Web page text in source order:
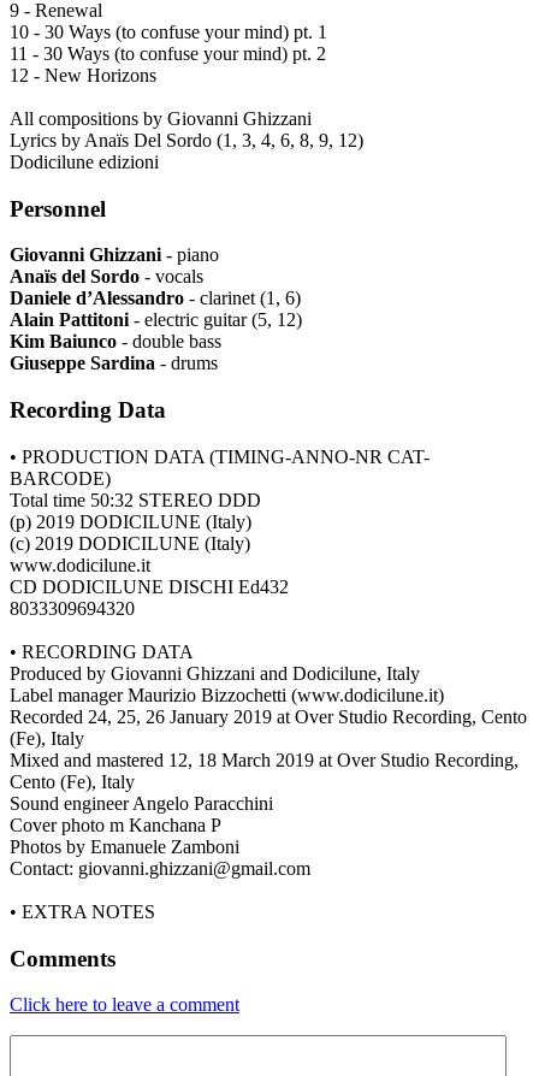
9 - Renewal
10 - 30 Ways (to confuse your mind) pt. 1
11 - 30 Ways (to confuse your mind) pt. 2
12 - New Horizons
All compositions by Giovanni Ghizzani
Lyrics by Anaïs Del Sordo (1, 3, 4, 6, 8, 9, 12)
Dodicilune edizioni
Personnel
Giovanni Ghizzani- piano
Anaïs del Sordo - vocals
Daniele d’Alessandro - clarinet (1, 6)
Alain Pattitoni- electric guitar (5, 12)
Kim Baiunco - double bass
Giuseppe Sardina - drums
Recording Data
• PRODUCTION DATA (TIMING-ANNO-NR CAT-
BARCODE)
Total time 50:32 STEREO DDD
(p) 2019 DODICILUNE (Italy)
(c) 2019 DODICILUNE (Italy)
www.dodicilune.it
CD DODICILUNE DISCHI Ed432
8033309694320
• RECORDING DATA
Produced by Giovanni Ghizzani and Dodicilune, Italy
Label manager Maurizio Bizzochetti (www.dodicilune.it)
Recorded 24, 25, 26 January 2019 at Over Studio Recording, Cento
(Fe), Italy
Mixed and mastered 12, 18 March 2019 at Over Studio Recording,
Cento (Fe), Italy
Sound engineer Angelo Paracchini
Cover photo m Kanchana P
Photos by Emanuele Zamboni
Contact: giovanni.ghizzani@gmail.com
• EXTRA NOTES
Comments
Click here to leave a comment